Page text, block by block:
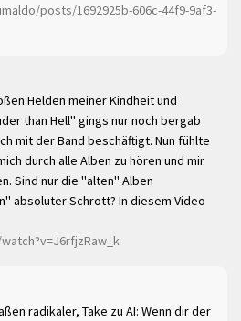
posts/1692925b-606c-44f9-9af3-
Helden meiner Kindheit und
than Hell" gings nur noch bergab
mit der Band beschäftigt. Nun fühlte
durch alle Alben zu hören und mir
Sind nur die "alten" Alben
absoluter Schrott? In diesem Video
radikaler, Take zu AI: Wenn dir der